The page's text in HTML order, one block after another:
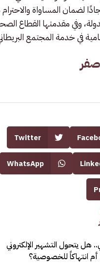
لضمان المساواة
وفي مقدمتها القطاع
في خدمة المجتمع
صفر
Twitter
WhatsApp
هل يتحول التشهير الإلكتروني
أم انتهاكاً للخصوصية؟